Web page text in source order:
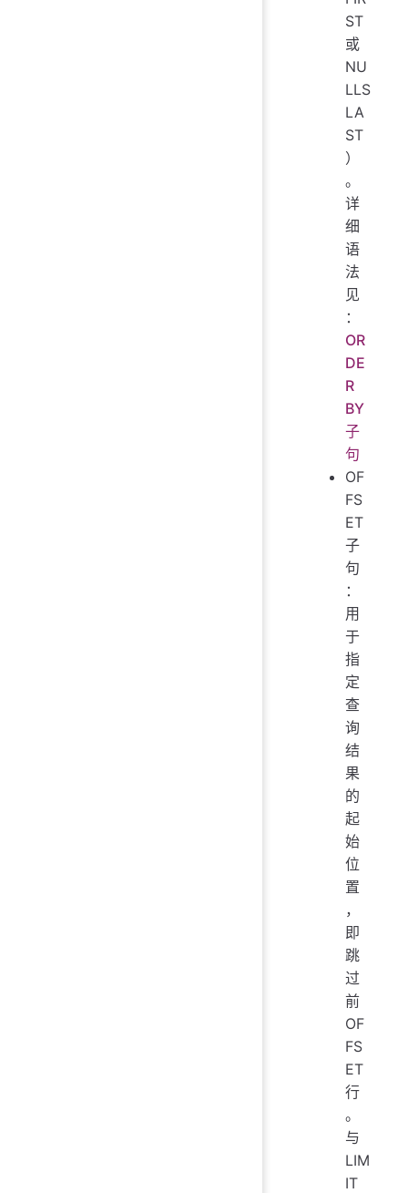
ST
或
NU
LLS
LA
ST
）
。
详
细
语
法
见
：
OR
DE
R
BY
子
句
OF
FS
ET
子
句
：
用
于
指
定
查
询
结
果
的
起
始
位
置
，
即
跳
过
前
OF
FS
ET
行
。
与
LIM
IT